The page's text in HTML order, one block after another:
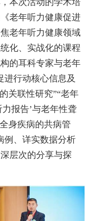
老年听力健康促进
老年听力健康领域
化、实战化的课程
的耳科专家与老年
进行动核心信息及
关联性研究”“老年
报告’与老年性聋
身疾病的共病管
例、详实数据分析
层次的分享与探